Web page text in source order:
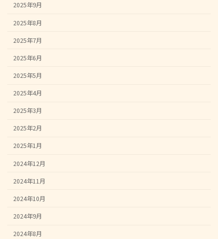
2025年9月
2025年8月
2025年7月
2025年6月
2025年5月
2025年4月
2025年3月
2025年2月
2025年1月
2024年12月
2024年11月
2024年10月
2024年9月
2024年8月